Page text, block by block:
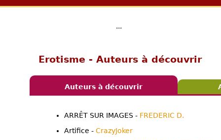
...
Erotisme - Auteurs à découvrir
Auteurs à découvrir
ARRÊT SUR IMAGES - FREDERIC D.
Artifice - CrazyJoker